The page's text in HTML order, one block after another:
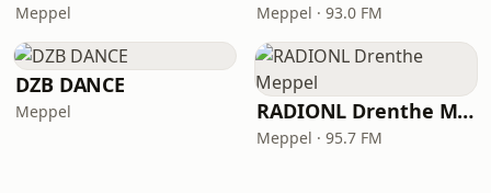
Meppel Meppel · 93.0 FM
DZB DANCE
Meppel RADIONL Drenthe Meppel
Meppel · 95.7 FM